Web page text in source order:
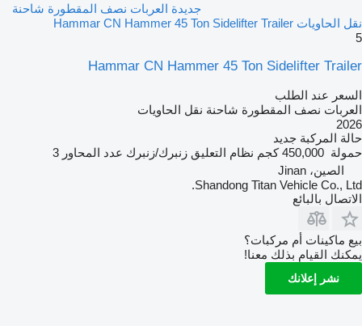
جديدة العربات نصف المقطورة شاحنة
نقل الحاويات Hammar CN Hammer 45 Ton Sidelifter Trailer
5
Hammar CN Hammer 45 Ton Sidelifter Trailer
السعر عند الطلب
العربات نصف المقطورة شاحنة نقل الحاويات
2026
حالة المركبة جديد
حمولة 450,000 كجم نظام التعليق زنبرك/زنبرك عدد المحاور 3
الصين، Jinan
Shandong Titan Vehicle Co., Ltd.
الاتصال بالبائع
بيع ماكينات أم مركبات؟
يمكنك القيام بذلك معنا!
نشر إعلانك